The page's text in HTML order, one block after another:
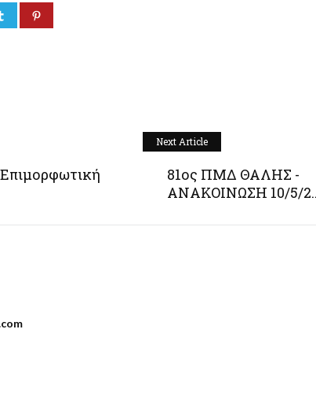
Next Article
81ος ΠΜΔ ΘΑΛΗΣ -
ΑΝΑΚΟΙΝΩΣΗ 10/5/